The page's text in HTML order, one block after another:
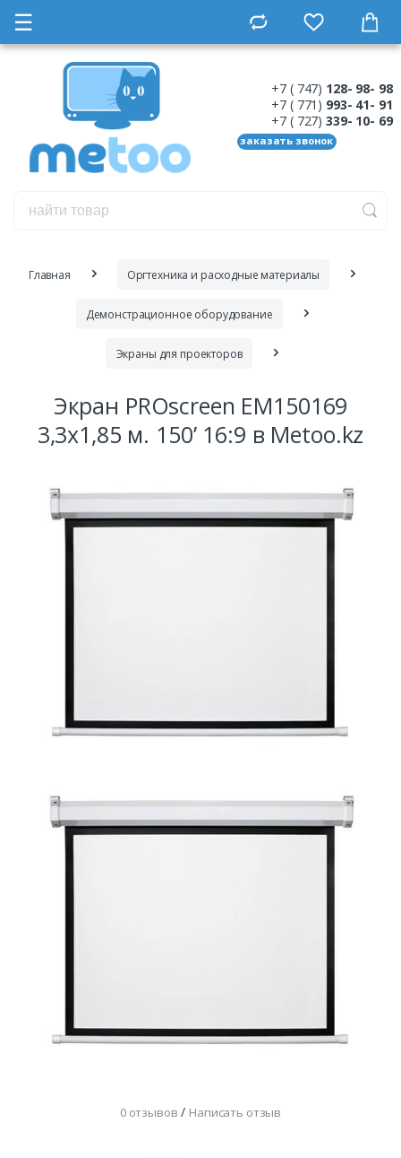
☰
+7 ( 747) 128- 98- 98
+7 ( 771) 993- 41- 91
+7 ( 727) 339- 10- 69
заказать звонок
Главная Оргтехника и расходные материалы
Демонстрационное оборудование
Экраны для проекторов
Экран PROscreen EM150169
3,3x1,85 м. 150’ 16:9 в Metoo.kz
0 отзывов / Написать отзыв